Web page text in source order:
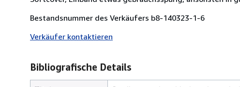
Bestandsnummer des Verkäufers b8-140323-1-6
Verkäufer kontaktieren
Bibliografische Details